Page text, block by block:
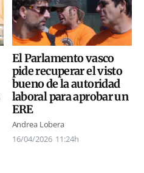
El Parlamento vasco
pide recuperar el visto
bueno de la autoridad
laboral para aprobar un
ERE
Andrea Lobera
16/04/2026 11:24h